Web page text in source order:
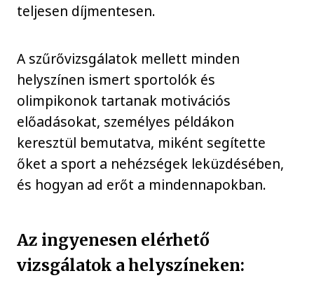
teljesen díjmentesen.
A szűrővizsgálatok mellett minden
helyszínen ismert sportolók és
olimpikonok tartanak motivációs
előadásokat, személyes példákon
keresztül bemutatva, miként segítette
őket a sport a nehézségek leküzdésében,
és hogyan ad erőt a mindennapokban.
Az ingyenesen elérhető
vizsgálatok a helyszíneken: